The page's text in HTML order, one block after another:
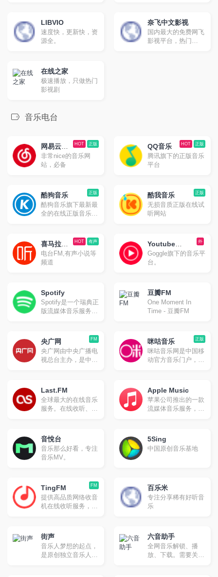
剧、快手短剧以及其
他平台的自制短剧，
这里基本都有收录。
LIBVIO
速度快，更新快，资
源全。
奈飞中文影视
国内最大的免费网飞
影视平台，热门
在线之家
极速播放，只做热门
影视剧
音乐电台
正版
HOT
网易云音
乐
非常nice的音乐网
站，必备
正版
HOT
QQ音乐
腾讯旗下的正版音乐
平台
正版
酷狗音乐
酷狗音乐旗下最新最
全的在线正版音乐网
正版
酷我音乐
无损音质正版在线试
听网站
有声
HOT
喜马拉雅
FM
电台FM,有声小说等
频道
外
Youtube
Music
Goggle旗下的音乐平
台。
Spotify
Spotify是一个瑞典正
版流媒体音乐服务平
10月在瑞典首都斯德
哥尔摩正式上线。
Spotify提供免费和付
费两种服务，除音乐
豆瓣FM
One Moment In
Time - 豆瓣FM
FM
央广网
央广网由中央广播电
视总台主办，是中央
名，以音频收听为特
色，将打造为新闻门
户，成为优势突出、
特色鲜明的多媒体集
正版
咪咕音乐
咪咕音乐网是中国移
动官方音乐门户，旨
订购、歌曲下载、铃
音管理、音乐电台、
音乐视频等一站式音
乐互动体验。
Last.FM
全球最大的在线音乐
服务。在线收听、进
荐。
Apple Music
苹果公司推出的一款
流媒体音乐服务，于
音悅台
音乐那么好看，专注
音乐MV。
5Sing
中国原创音乐基地
FM
TingFM
提供高品质网络收音
机在线收听服务，无
听广播。网站全面汇
集整理国内外主流电
台流媒体播放地址，
方便广大广播爱好者
百乐米
专注分享稀有好听音
乐
街声
音乐人梦想的起点，
是原创独立音乐人扎
六音助手
全网音乐解锁、播
放、下载。需要关注